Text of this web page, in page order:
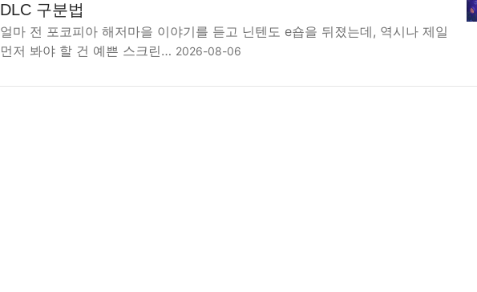
DLC 구분법
얼마 전 포코피아 해저마을 이야기를 듣고 닌텐도 e숍을 뒤졌는데, 역시나 제일
먼저 봐야 할 건 예쁜 스크린… 2026-08-06